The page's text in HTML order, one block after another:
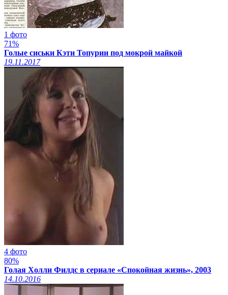
1 фото
71%
Голые сиськи Кэти Топурии под мокрой майкой
19.11.2017
4 фото
80%
Голая Холли Филдс в сериале «Спокойная жизнь», 2003
14.10.2016